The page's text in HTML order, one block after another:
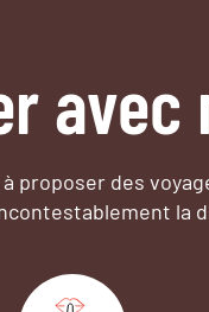
avec
proposer des
la